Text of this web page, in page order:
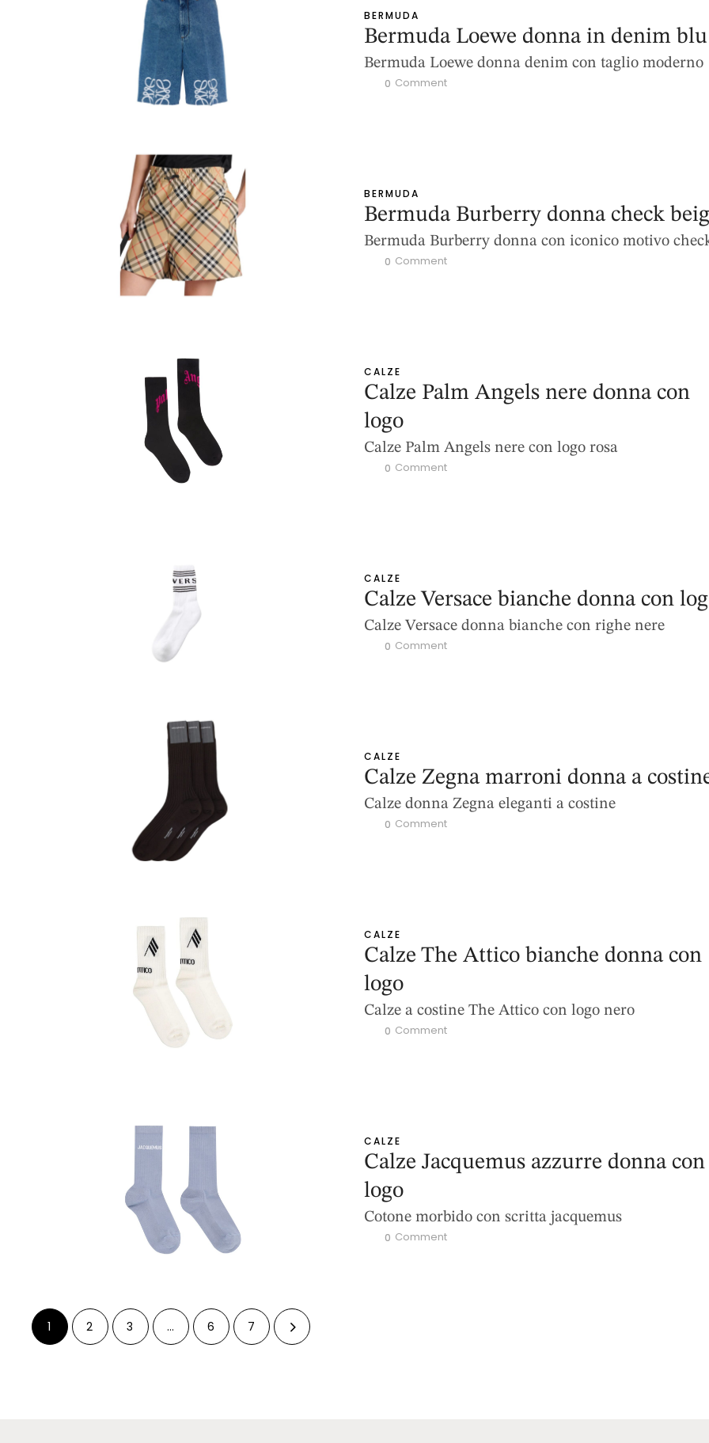
BERMUDA
Bermuda Loewe donna in denim blu
Bermuda Loewe donna denim con taglio moderno
0 Comment
BERMUDA
Bermuda Burberry donna check
Bermuda Burberry donna con iconico motivo
0 Comment
CALZE
Calze Palm Angels nere donna con
logo
Calze Palm Angels nere con logo rosa
0 Comment
CALZE
Calze Versace bianche donna con
Calze Versace donna bianche con righe nere
0 Comment
CALZE
Calze Zegna marroni donna a
Calze donna Zegna eleganti a costine
0 Comment
CALZE
Calze The Attico bianche donna con
logo
Calze a costine The Attico con logo nero
0 Comment
CALZE
Calze Jacquemus azzurre donna con
logo
Cotone morbido con scritta jacquemus
0 Comment
1 2 3 … 6 7